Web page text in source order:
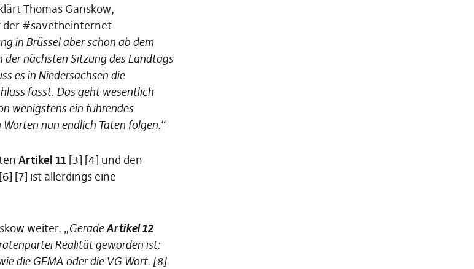
Thomas Ganskow,
der #savetheinternet-
in Brüssel aber schon ab dem
nächsten Sitzung des Landtags
es in Niedersachsen die
fasst. Das geht wesentlich
wenigstens ein führendes
nun endlich Taten folgen.“
Artikel 11 [3] [4] und den
[7] ist allerdings eine
weiter. „GeradeArtikel 12
Realität geworden ist:
die GEMA oder die VG Wort. [8]